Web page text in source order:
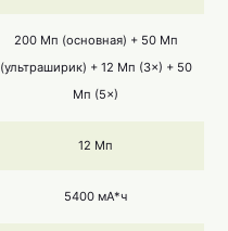
200 Мп (основная) + 50 Мп
(ультраширик) + 12 Мп (3×) + 50
Мп (5×)
12 Мп
5400 мА*ч